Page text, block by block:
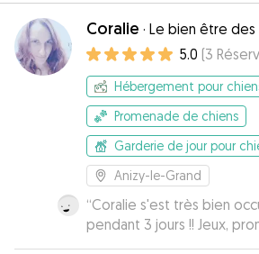
Coralie · Le bien être des
5.0 (3
Hébergement pour
Promenade de chiens
Garderie de jour pour
Anizy-le-Grand
“Coralie s'est très bien
pendant 3 jours !! Jeux,
activités avec les enfants,